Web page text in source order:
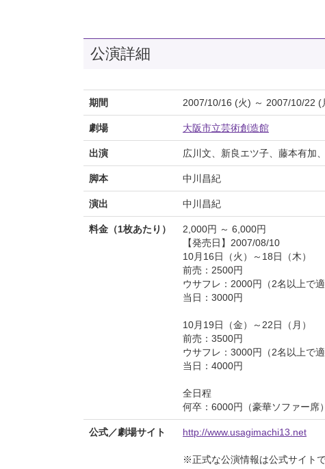
公演詳細
期間 2007/10/16 (火) ～ 2007/10/22 (
劇場 大阪市立芸術創造館
出演 広川文、新良エツ子、藤本有加
脚本 中川昌紀
演出 中川昌紀
料金（1枚あたり）
2,000円 ～ 6,000円
【発売日】2007/08/10
10月16日（火）～18日（木）
前売：2500円
ウサフレ：2000円（2名以上で適
当日：3000円
10月19日（金）～22日（月）
前売：3500円
ウサフレ：3000円（2名以上で適
当日：4000円
全日程
何卒：6000円（豪華ソファー席）
公式／劇場サイト http://www.usagimachi13.net
※正式な公演情報は公式サイト